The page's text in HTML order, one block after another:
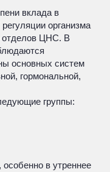
вклада в
организма
отделов ЦНС. В
основных систем
гормональной,
группы:
в утреннее